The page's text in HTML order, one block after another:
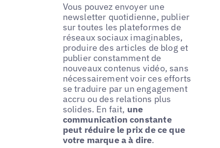
Vous pouvez envoyer une
newsletter quotidienne, publier
sur toutes les plateformes de
réseaux sociaux imaginables,
produire des articles de blog et
publier constamment de
nouveaux contenus vidéo, sans
nécessairement voir ces efforts
se traduire par un engagement
accru ou des relations plus
solides. En fait, une
communication constante
peut réduire le prix de ce que
votre marque a à dire.